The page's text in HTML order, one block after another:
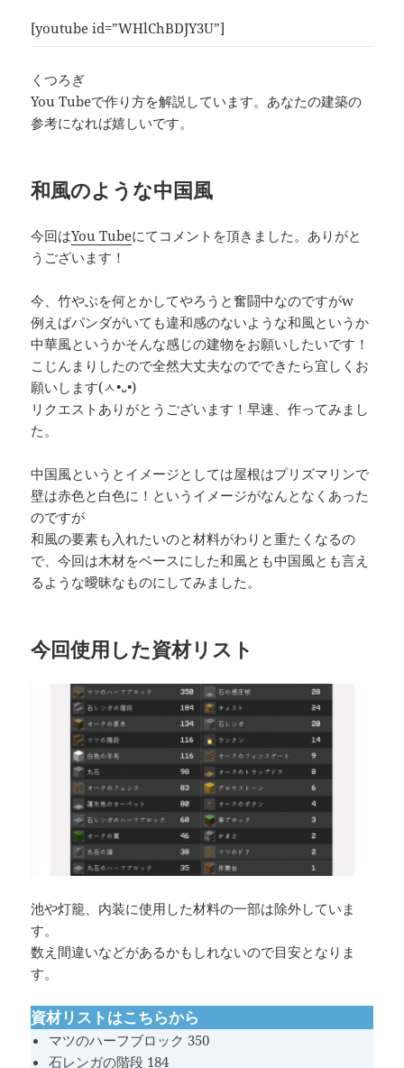
[youtube id=”WHlChBDJY3U”]
くつろぎ
You Tubeで作り方を解説しています。あなたの建築の
参考になれば嬉しいです。
和風のような中国風
今回はYou Tubeにてコメントを頂きました。ありがと
うございます！
今、竹やぶを何とかしてやろうと奮闘中なのですがw
例えばパンダがいても違和感のないような和風というか
中華風というかそんな感じの建物をお願いしたいです！
こじんまりしたので全然大丈夫なのでできたら宜しくお
願いします(ㅅ•᎑•)
リクエストありがとうございます！早速、作ってみまし
た。
中国風というとイメージとしては屋根はプリズマリンで
壁は赤色と白色に！というイメージがなんとなくあった
のですが
和風の要素も入れたいのと材料がわりと重たくなるの
で、今回は木材をベースにした和風とも中国風とも言え
るような曖昧なものにしてみました。
今回使用した資材リスト
池や灯籠、内装に使用した材料の一部は除外していま
す。
数え間違いなどがあるかもしれないので目安となりま
す。
資材リストはこちらから
マツのハーフブロック 350
石レンガの階段 184